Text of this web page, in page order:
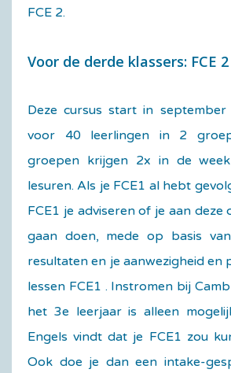
FCE 2.
Voor de derde klassers: FCE 2
Deze cursus start in
voor 40 leerlingen in 2
groepen krijgen 2x in de
lesuren. Als je FCE1 al hebt
FCE1 je adviseren of je aan deze
gaan doen, mede op basis
resultaten en je aanwezigheid en
lessen FCE1 . Instromen bij
het 3e leerjaar is alleen
Engels vindt dat je FCE1 zou
Ook doe je dan een intake-